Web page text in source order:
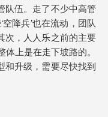
队伍。走了不少中高管
空降兵’也在流动，团队
次，人人乐之前的主要
上是在走下坡路的。
和升级，需要尽快找到